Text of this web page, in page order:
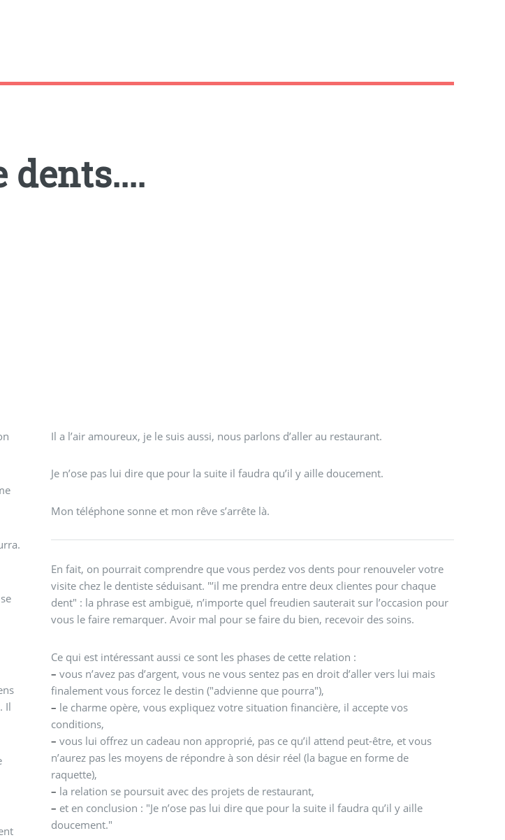
dents....
Il
Il a l’air amoureux, je le suis aussi, nous parlons d’aller au restaurant.
Je n’ose pas lui dire que pour la suite il faudra qu’il y aille doucement.
Mon téléphone sonne et mon rêve s’arrête là.
En fait, on pourrait comprendre que vous perdez vos dents pour renouveler votre
visite chez le dentiste séduisant. "’il me prendra entre deux clientes pour chaque
dent" : la phrase est ambiguë, n’importe quel freudien sauterait sur l’occasion pour
vous le faire remarquer. Avoir mal pour se faire du bien, recevoir des soins.
Ce qui est intéressant aussi ce sont les phases de cette relation :
– vous n’avez pas d’argent, vous ne vous sentez pas en droit d’aller vers lui mais
finalement vous forcez le destin ("advienne que pourra"),
– le charme opère, vous expliquez votre situation financière, il accepte vos
conditions,
– vous lui offrez un cadeau non approprié, pas ce qu’il attend peut-être, et vous
n’aurez pas les moyens de répondre à son désir réel (la bague en forme de
raquette),
– la relation se poursuit avec des projets de restaurant,
– et en conclusion : "Je n’ose pas lui dire que pour la suite il faudra qu’il y aille
doucement."